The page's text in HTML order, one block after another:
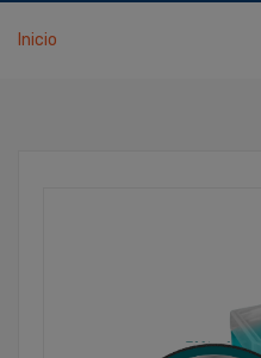
Inicio